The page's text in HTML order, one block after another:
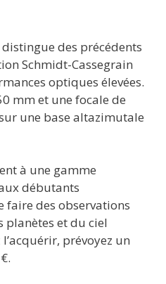
distingue des précédents
Schmidt-Cassegrain
optiques élevées.
mm et une focale de
une base altazimutale
à une gamme
débutants
faire des observations
planètes et du ciel
prévoyez un